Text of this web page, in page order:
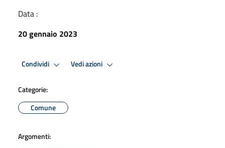
Data :
20 gennaio 2023
Condividi Vedi azioni
Categorie:
Comune
Argomenti: